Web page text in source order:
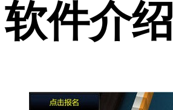
软件介绍